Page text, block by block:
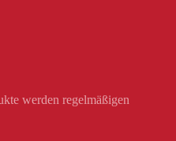
werden regelmäßigen